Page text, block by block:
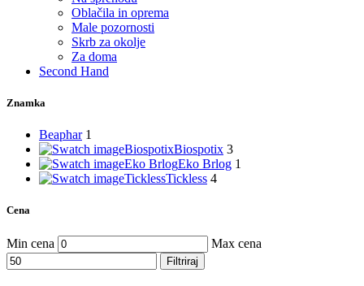
Oblačila in oprema
Male pozornosti
Skrb za okolje
Za doma
Second Hand
Znamka
Beaphar 1
BiospotixBiospotix 3
Eko BrlogEko Brlog 1
TicklessTickless 4
Cena
Min cena Max cena
Filtriraj